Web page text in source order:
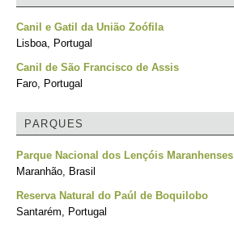
Canil e Gatil da União Zoófila
Lisboa, Portugal
Canil de São Francisco de Assis
Faro, Portugal
PARQUES
Parque Nacional dos Lençóis Maranhenses
Maranhão, Brasil
Reserva Natural do Paúl de Boquilobo
Santarém, Portugal